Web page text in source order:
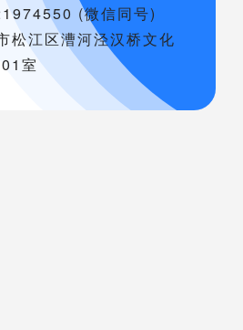
(微信同号)
松江区漕河泾汉桥文化
室